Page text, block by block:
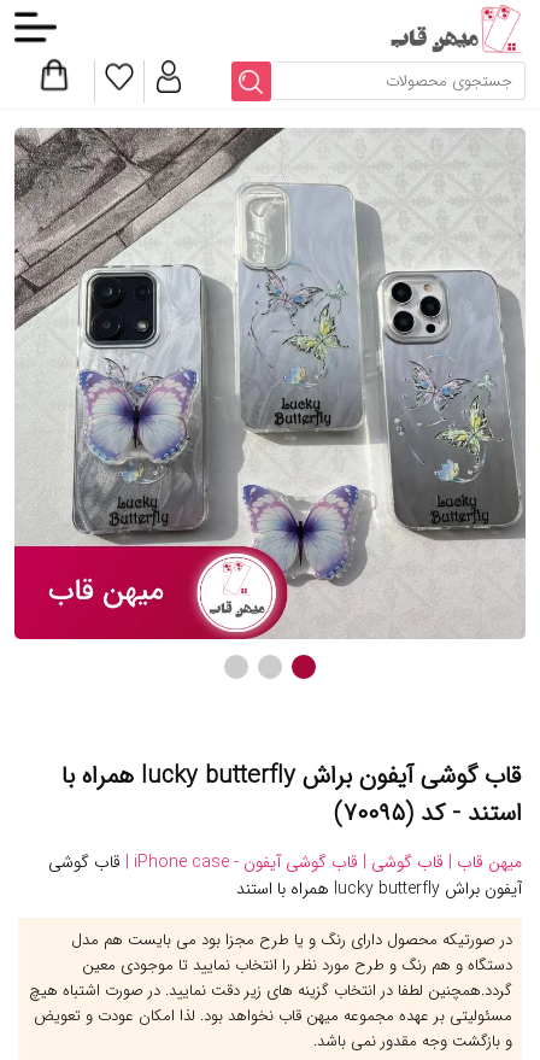
قاب گوشی آیفون براش lucky butterfly همراه با
استند - کد (۷۰۰۹۵)
میهن قاب | قاب گوشی | قاب گوشی آیفون - iPhone case |
قاب گوشی
آیفون براش lucky butterfly همراه با استند
در صورتیکه محصول دارای رنگ و یا طرح مجزا بود می بایست هم مدل
دستگاه و هم رنگ و طرح مورد نظر را انتخاب نمایید تا موجودی معین
گردد.همچنین لطفا در انتخاب گزینه های زیر دقت نمایید. در صورت اشتباه هیچ
مسئولیتی بر عهده مجموعه میهن قاب نخواهد بود. لذا امکان عودت و تعویض
و بازگشت وجه مقدور نمی باشد.